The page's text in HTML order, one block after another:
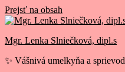
Prejsť na obsah
Mgr. Lenka Slniečková, dipl.s
✨ Vášnivá umelkyňa a